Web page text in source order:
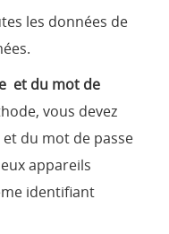
les données de
et du mot de
vous devez
et du mot de passe
appareils
identifiant